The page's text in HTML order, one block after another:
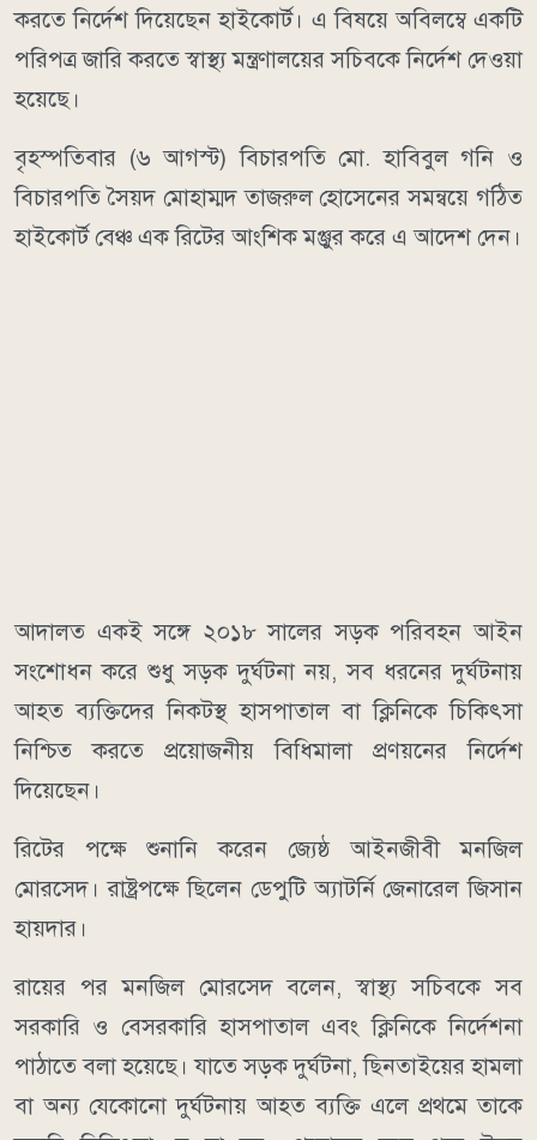
করতে নির্দেশ দিয়েছেন হাইকোর্ট। এ বিষয়ে অবিলম্বে একটি
পরিপত্র জারি করতে স্বাস্থ্য মন্ত্রণালয়ের সচিবকে নির্দেশ দেওয়া
হয়েছে।
বৃহস্পতিবার (৬ আগস্ট) বিচারপতি মো. হাবিবুল গনি ও
বিচারপতি সৈয়দ মোহাম্মদ তাজরুল হোসেনের সমন্বয়ে গঠিত
হাইকোর্ট বেঞ্চ এক রিটের আংশিক মঞ্জুর করে এ আদেশ দেন।
আদালত একই সঙ্গে ২০১৮ সালের সড়ক পরিবহন আইন
সংশোধন করে শুধু সড়ক দুর্ঘটনা নয়, সব ধরনের দুর্ঘটনায়
আহত ব্যক্তিদের নিকটস্থ হাসপাতাল বা ক্লিনিকে চিকিৎসা
নিশ্চিত করতে প্রয়োজনীয় বিধিমালা প্রণয়নের নির্দেশ
দিয়েছেন।
রিটের পক্ষে শুনানি করেন জ্যেষ্ঠ আইনজীবী মনজিল
মোরসেদ। রাষ্ট্রপক্ষে ছিলেন ডেপুটি অ্যাটর্নি জেনারেল জিসান
হায়দার।
রায়ের পর মনজিল মোরসেদ বলেন, স্বাস্থ্য সচিবকে সব
সরকারি ও বেসরকারি হাসপাতাল এবং ক্লিনিকে নির্দেশনা
পাঠাতে বলা হয়েছে। যাতে সড়ক দুর্ঘটনা, ছিনতাইয়ের হামলা
বা অন্য যেকোনো দুর্ঘটনায় আহত ব্যক্তি এলে প্রথমে তাকে